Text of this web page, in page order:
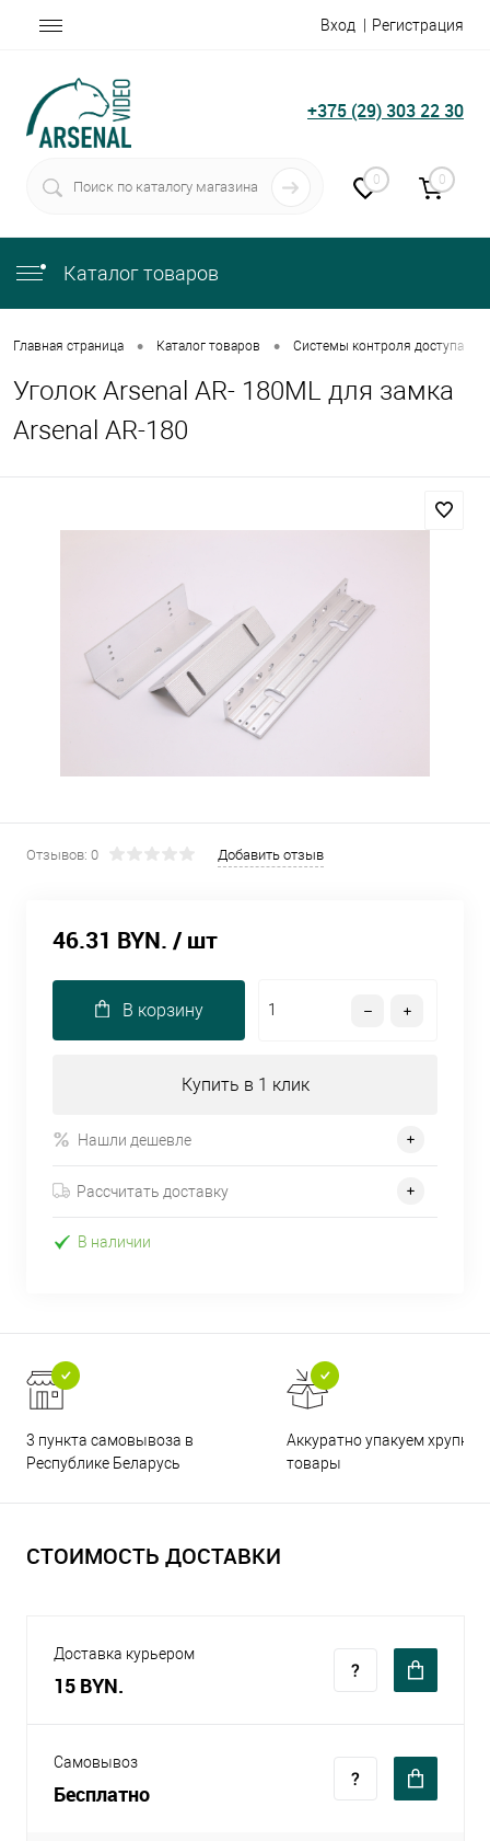
Вход Регистрация
+375 (29) 303 22 30
0 0
Каталог товаров
Главная страница • Каталог товаров • Системы контроля доступа
Уголок Arsenal AR- 180ML для замка
Arsenal AR-180
Отзывов: 0 Добавить отзыв
46.31 BYN. / шт
В корзину
Купить в 1 клик
Нашли дешевле
Рассчитать доставку
В наличии
3 пункта самовывоза в
Республике Беларусь
Аккуратно упакуем хрупкие
товары
СТОИМОСТЬ ДОСТАВКИ
Доставка курьером
15 BYN.
Самовывоз
Бесплатно